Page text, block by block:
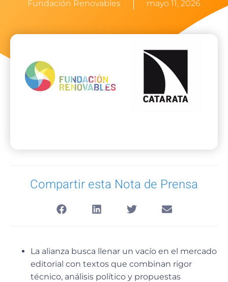
Fundación Renovables mayo 11, 2026
Compartir esta Nota de Prensa
La alianza busca llenar un vacío en el mercado
editorial con textos que combinan rigor
técnico, análisis político y propuestas